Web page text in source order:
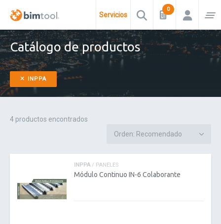
Servicios
Catálogo de productos
INPPA
4 productos encontrados
INPPA/ PANELES
Módulo Continuo IN-6 Colaborante